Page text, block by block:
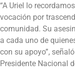
“A Uriel lo
vocación por
comunidad. Su
a cada uno de
con su apoyo”,
Presidente Nacional